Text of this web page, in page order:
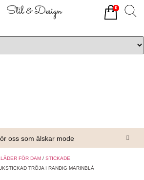
oss som älskar mode
FÖR DAM / STICKADE
TRÖJA I RANDIG MARINBLÅ
0